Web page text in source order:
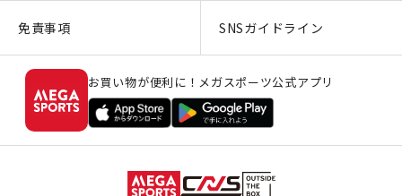
免責事項 SNSガイドライン
お買い物が便利に！メガスポーツ公式アプリ